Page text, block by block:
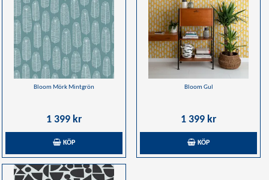
Bloom Mörk Mintgrön
1 399 kr
KÖP
Bloom Gul
1 399 kr
KÖP